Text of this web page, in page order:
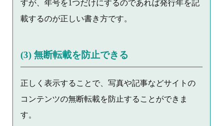
すが、年号を1つだけにするのであれば発行年を記
載するのが正しい書き方です。
(3) 無断転載を防止できる
正しく表示することで、写真や記事などサイトの
コンテンツの無断転載を防止することができま
す。